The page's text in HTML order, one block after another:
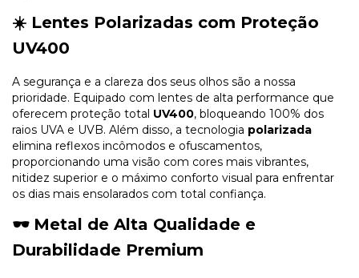
☀️ Lentes Polarizadas com Proteção
UV400
A segurança e a clareza dos seus olhos são a nossa
prioridade. Equipado com lentes de alta performance que
oferecem proteção total UV400, bloqueando 100% dos
raios UVA e UVB. Além disso, a tecnologia polarizada
elimina reflexos incômodos e ofuscamentos,
proporcionando uma visão com cores mais vibrantes,
nitidez superior e o máximo conforto visual para enfrentar
os dias mais ensolarados com total confiança.
🕶️ Metal de Alta Qualidade e
Durabilidade Premium